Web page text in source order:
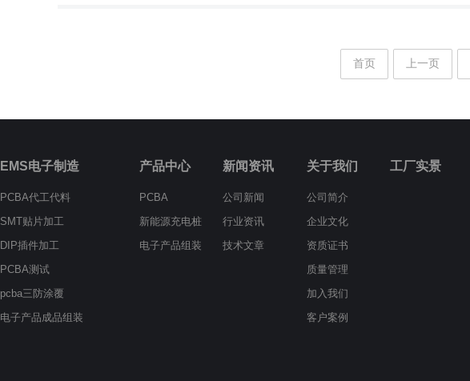
首页 上一页
EMS电子制造
PCBA代工代料
SMT贴片加工
DIP插件加工
PCBA测试
pcba三防涂覆
电子产品成品组装
产品中心
PCBA
新能源充电桩
电子产品组装
新闻资讯
公司新闻
行业资讯
技术文章
关于我们
公司简介
企业文化
资质证书
质量管理
加入我们
客户案例
工厂实景